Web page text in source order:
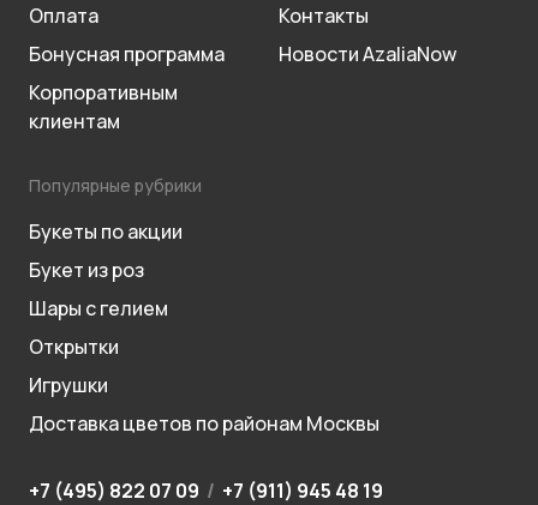
Оплата
Бонусная программа
Корпоративным
клиентам
Контакты
Новости AzaliaNow
Популярные рубрики
Букеты по акции
Букет из роз
Шары с гелием
Открытки
Игрушки
Доставка цветов по районам Москвы
+7 (495) 822 07 09 / +7 (911) 945 48 19